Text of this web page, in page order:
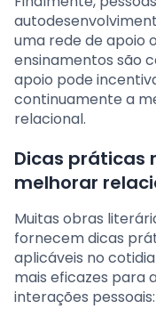
uma rede de apoio
ensinamentos são
apoio pode
continuamente a
relacional.
Dicas práticas
melhorar
Muitas obras
fornecem dicas
aplicáveis no
mais eficazes para
interações pessoais: